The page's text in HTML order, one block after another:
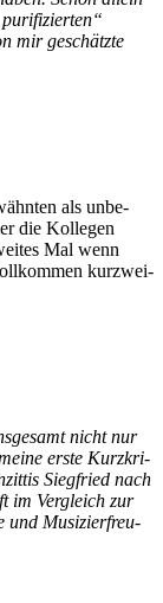
mir ge­schätz­te
als un­be­
die Kol­le­gen
Mal wenn
kurz­wei­
nicht nur
ers­te Kurz­kri­
Sieg­fried nach
im Ver­gleich zur
und Mu­si­zier­freu­